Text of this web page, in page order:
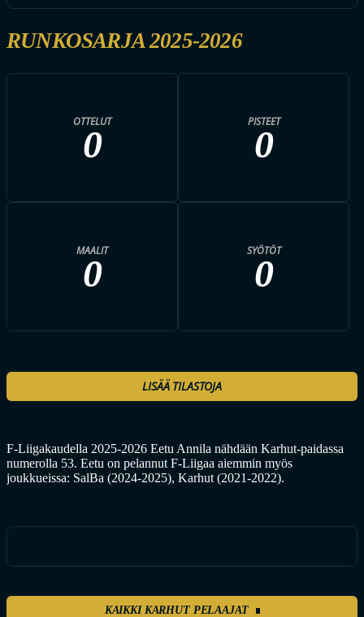
RUNKOSARJA 2025-2026
OTTELUT
0
PISTEET
0
MAALIT
0
SYÖTÖT
0
LISÄÄ TILASTOJA
F-Liigakaudella 2025-2026 Eetu Annila nähdään Karhut-paidassa
numerolla 53. Eetu on pelannut F-Liigaa aiemmin myös
joukkueissa: SalBa (2024-2025), Karhut (2021-2022).
KAIKKI KARHUT PELAAJAT